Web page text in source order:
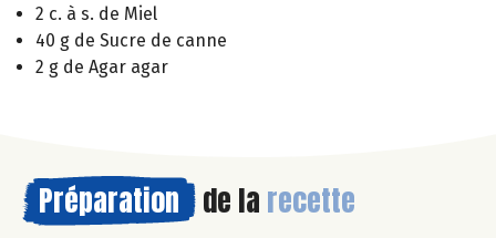
2 c. à s. de Miel
40 g de Sucre de canne
2 g de Agar agar
Préparation de la recette